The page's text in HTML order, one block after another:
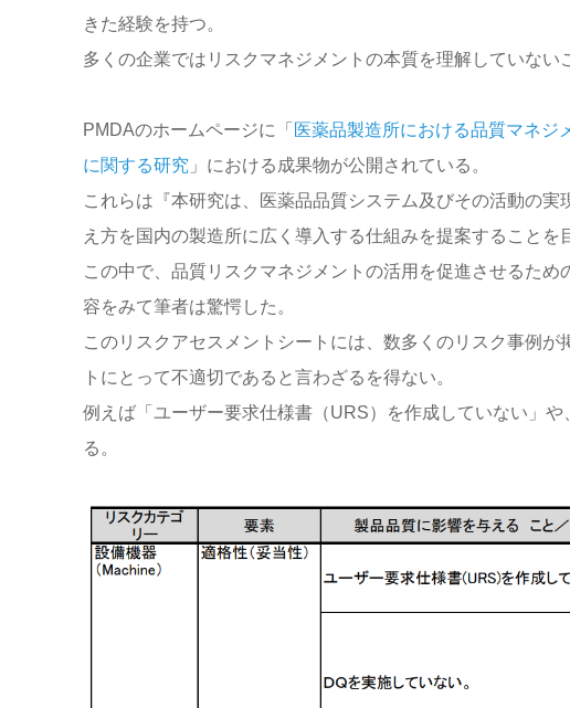
きた経験を持つ。
多くの企業ではリスクマネジメントの本質を理解していない
PMDAのホームページに「 医薬品製造所における品質マネジ
に関する研究 」における成果物が公開されている。
これらは『本研究は、医薬品品質システム及びその活動の
え方を国内の製造所に広く導入する仕組みを提案することを
この中で、品質リスクマネジメントの活用を促進させるため
容をみて筆者は驚愕した。
このリスクアセスメントシートには、数多くのリスク事例
トにとって不適切であると言わざるを得ない。
例えば「ユーザー要求仕様書（URS）を作成していない」
る。